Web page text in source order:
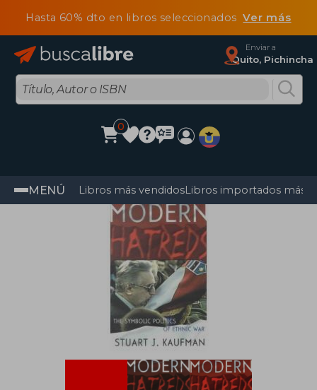
Hasta 60% dto en libros seleccionadosVer más
Enviar a
Quito, Pichincha
0
MENÚ Libros más vendidosLibros importados más